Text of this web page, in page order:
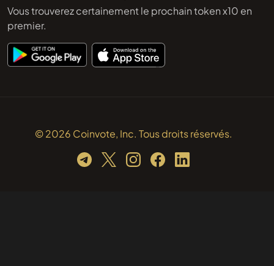
Vous trouverez certainement le prochain token x10 en
premier.
© 2026 Coinvote, Inc. Tous droits réservés.